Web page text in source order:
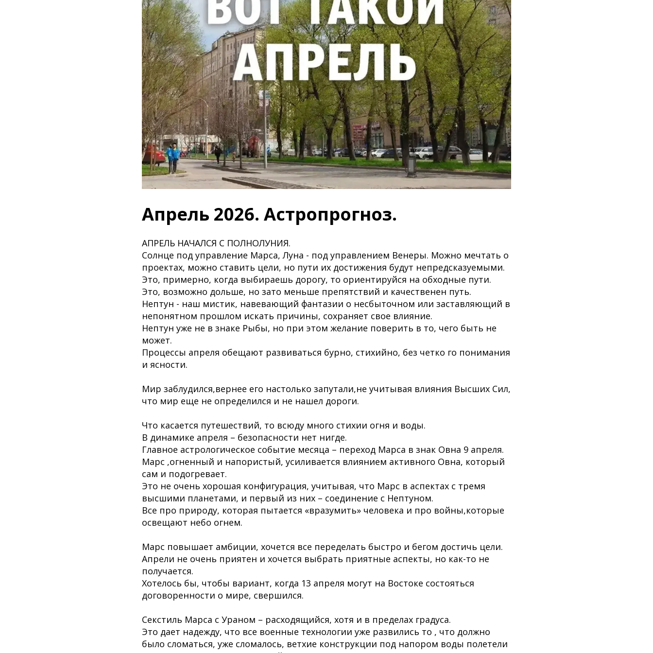
Апрель 2026. Астропрогноз.
АПРЕЛЬ НАЧАЛСЯ С ПОЛНОЛУНИЯ.
Солнце под управление Марса, Луна - под управлением Венеры. Можно мечтать о
проектах, можно ставить цели, но пути их достижения будут непредсказуемыми.
Это, примерно, когда выбираешь дорогу, то ориентируйся на обходные пути.
Это, возможно дольше, но зато меньше препятствий и качественен путь.
Нептун - наш мистик, навевающий фантазии о несбыточном или заставляющий в
непонятном прошлом искать причины, сохраняет свое влияние.
Нептун уже не в знаке Рыбы, но при этом желание поверить в то, чего быть не
может.
Процессы апреля обещают развиваться бурно, стихийно, без четко го понимания
и ясности.
Мир заблудился,вернее его настолько запутали,не учитывая влияния Высших Сил,
что мир еще не определился и не нашел дороги.
Что касается путешествий, то всюду много стихии огня и воды.
В динамике апреля – безопасности нет нигде.
Главное астрологическое событие месяца – переход Марса в знак Овна 9 апреля.
Марс ,огненный и напористый, усиливается влиянием активного Овна, который
сам и подогревает.
Это не очень хорошая конфигурация, учитывая, что Марс в аспектах с тремя
высшими планетами, и первый из них – соединение с Нептуном.
Все про природу, которая пытается «вразумить» человека и про войны,которые
освещают небо огнем.
Марс повышает амбиции, хочется все переделать быстро и бегом достичь цели.
Апрели не очень приятен и хочется выбрать приятные аспекты, но как-то не
получается.
Хотелось бы, чтобы вариант, когда 13 апреля могут на Востоке состояться
договоренности о мире, свершился.
Секстиль Марса с Ураном – расходящийся, хотя и в пределах градуса.
Это дает надежду, что все военные технологии уже развились то , что должно
было сломаться, уже сломалось, ветхие конструкции под напором воды полетели